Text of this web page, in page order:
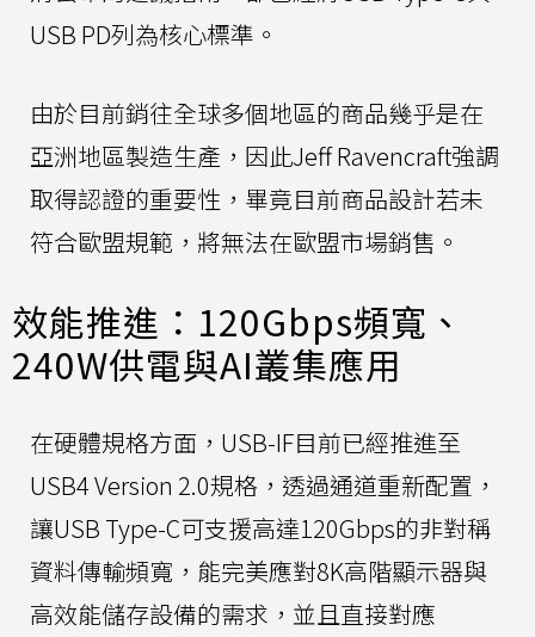
USB PD列為核心標準。
由於目前銷往全球多個地區的商品幾乎是在
亞洲地區製造生產，因此Jeff Ravencraft強調
取得認證的重要性，畢竟目前商品設計若未
符合歐盟規範，將無法在歐盟市場銷售。
效能推進：120Gbps頻寬、
240W供電與AI叢集應用
在硬體規格方面，USB-IF目前已經推進至
USB4 Version 2.0規格，透過通道重新配置，
讓USB Type-C可支援高達120Gbps的非對稱
資料傳輸頻寬，能完美應對8K高階顯示器與
高效能儲存設備的需求，並且直接對應